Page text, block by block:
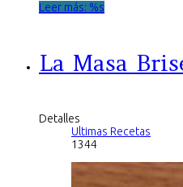
Leer más: %s
La Masa
Detalles
Ultimas Recetas
1344